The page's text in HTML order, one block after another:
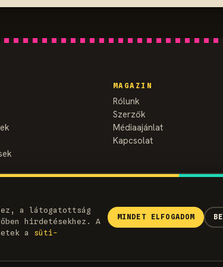
a látogatottság
hirdetésekhez. A
a
süti­
MINDET ELFOGADOM
MAGAZIN
Rólunk
Szerzők
Médiaajánlat
Kapcsolat